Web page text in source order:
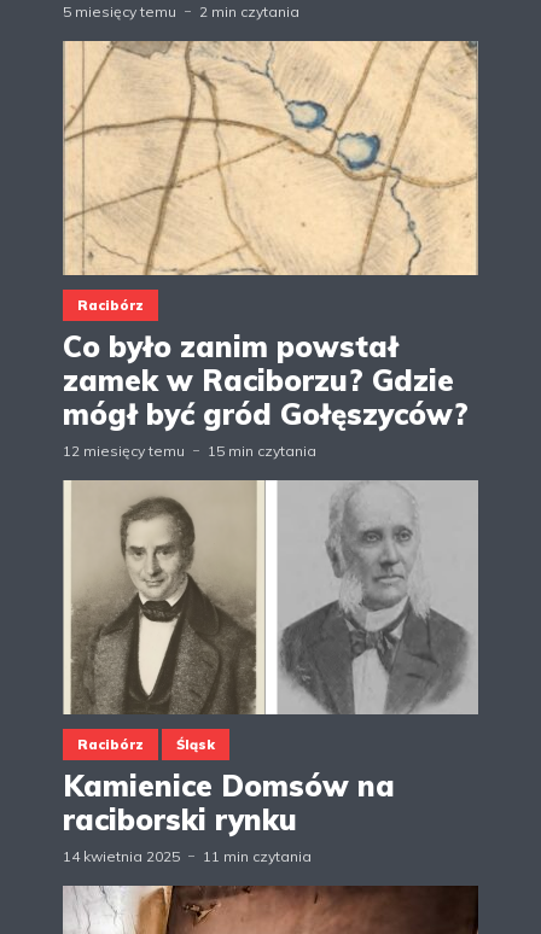
5 miesięcy temu 2 min czytania
Racibórz
Co było zanim powstał
zamek w Raciborzu? Gdzie
mógł być gród Gołęszyców?
12 miesięcy temu 15 min czytania
Racibórz Śląsk
Kamienice Domsów na
raciborski rynku
14 kwietnia 2025 11 min czytania